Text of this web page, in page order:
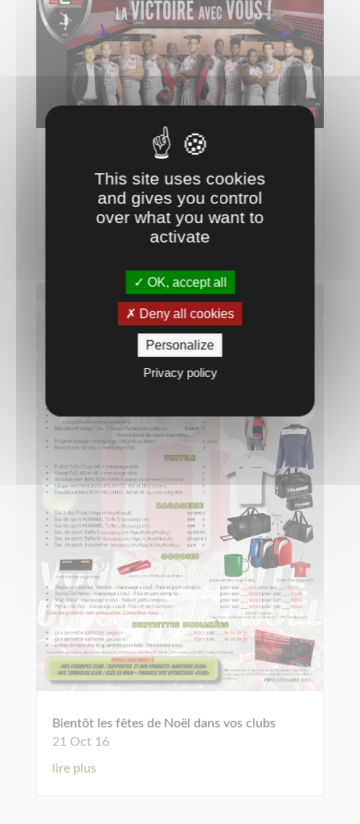
Zoom Sur le Basket Club de
Souffelweyersheim
7 Nov 16
Bientôt les fêtes de Noël dans vos clubs
21 Oct 16
lire plus
This site uses cookies
and gives you control
over what you want to
activate
OK, accept all
Deny all cookies
Personalize
Privacy policy